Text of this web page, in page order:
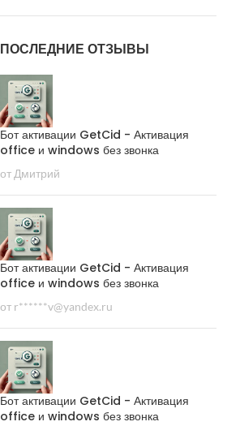
ПОСЛЕДНИЕ ОТЗЫВЫ
Бот активации GetCid - Активация
office и windows без звонка
от Дмитрий
Бот активации GetCid - Активация
office и windows без звонка
от r******v@yandex.ru
Бот активации GetCid - Активация
office и windows без звонка